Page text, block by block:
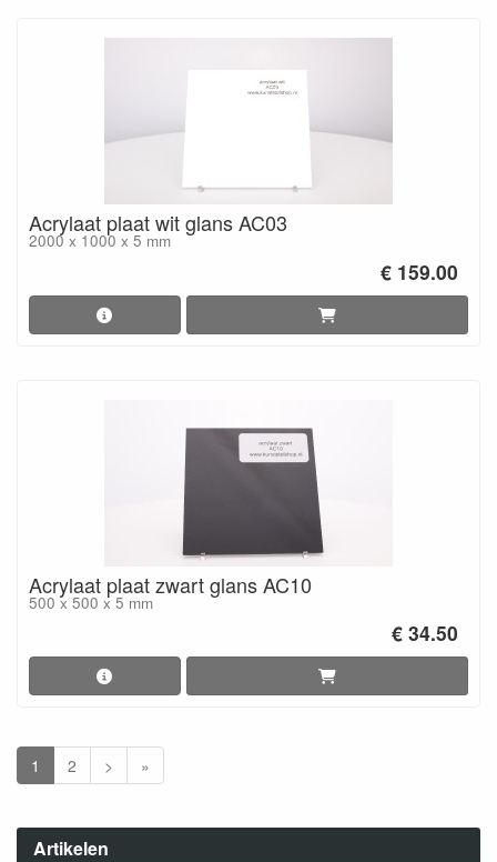
Artikelen
Acrylaat plaat wit glans AC03
2000 x 1000 x 5 mm
€ 159.00
Acrylaat plaat zwart glans AC10
500 x 500 x 5 mm
€ 34.50
1 2 > »